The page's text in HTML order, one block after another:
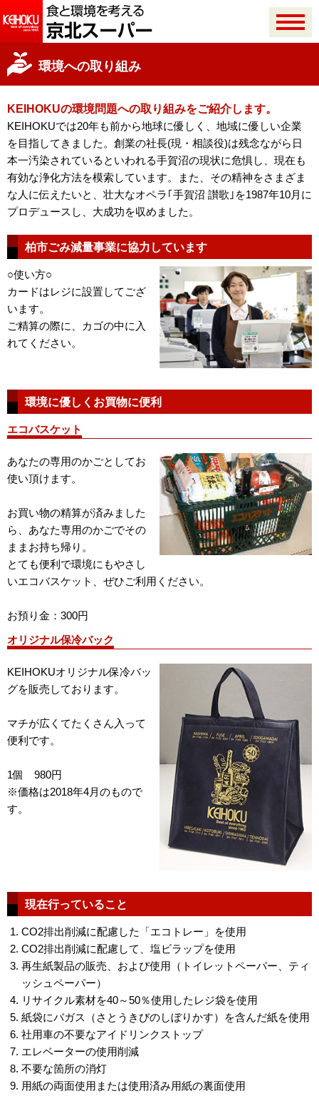
環境への取り組み
KEIHOKUの環境問題への取り組みをご紹介します。
KEIHOKUでは20年も前から地球に優しく、地域に優しい企業
を目指してきました。創業の社長(現・相談役)は残念ながら日
本一汚染されているといわれる手賀沼の現状に危惧し、現在も
有効な浄化方法を模索しています。また、その精神をさまざま
な人に伝えたいと、壮大なオペラ｢手賀沼 讃歌｣を1987年10月に
プロデュースし、大成功を収めました。
柏市ごみ減量事業に協力しています
○使い方○
カードはレジに設置してござ
います。
ご精算の際に、カゴの中に入
れてください。
環境に優しくお買物に便利
エコバスケット
あなたの専用のかごとしてお
使い頂けます。
お買い物の精算が済みました
ら、あなた専用のかごでその
ままお持ち帰り。
とても便利で環境にもやさし
いエコバスケット、ぜひご利用ください。
お預り金：300円
オリジナル保冷バック
KEIHOKUオリジナル保冷バッ
グを販売しております。
マチが広くてたくさん入って
便利です。
1個 980円
※価格は2018年4月のもので
す。
現在行っていること
CO2排出削減に配慮した「エコトレー」を使用
CO2排出削減に配慮して、塩ビラップを使用
再生紙製品の販売、およぴ使用（トイレットペーパー、ティ
ッシュペーパー）
リサイクル素材を40～50％使用したレジ袋を使用
紙袋にバガス（さとうきびのしぼりかす）を含んだ紙を使用
社用車の不要なアイドリンクストップ
エレベーターの使用削減
不要な箇所の消灯
用紙の両面使用または使用済み用紙の裏面使用